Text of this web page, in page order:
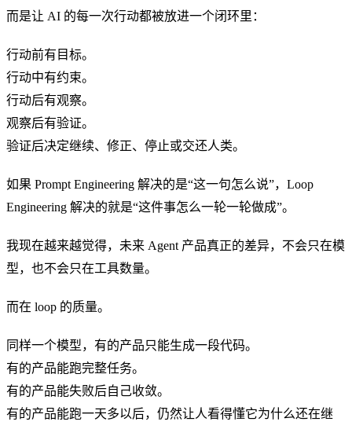
而是让 AI 的每一次行动都被放进一个闭环里：
行动前有目标。
行动中有约束。
行动后有观察。
观察后有验证。
验证后决定继续、修正、停止或交还人类。
如果 Prompt Engineering 解决的是“这一句怎么说”，Loop
Engineering 解决的就是“这件事怎么一轮一轮做成”。
我现在越来越觉得，未来 Agent 产品真正的差异，不会只在模
型，也不会只在工具数量。
而在 loop 的质量。
同样一个模型，有的产品只能生成一段代码。
有的产品能跑完整任务。
有的产品能失败后自己收敛。
有的产品能跑一天多以后，仍然让人看得懂它为什么还在继